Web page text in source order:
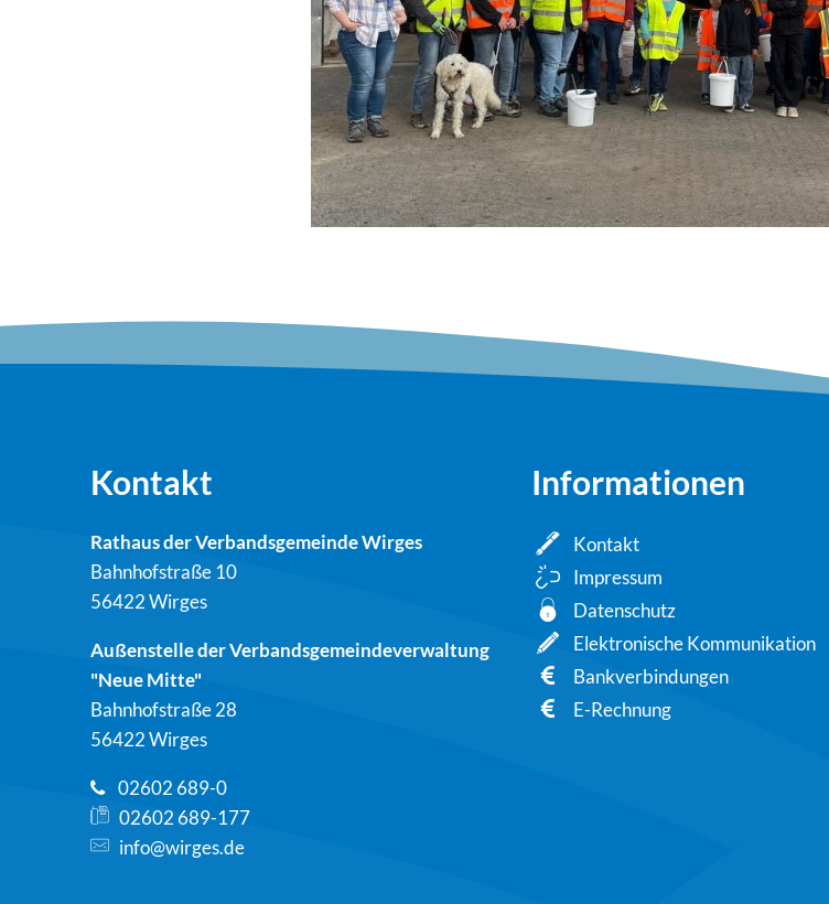
Kontakt
Rathaus der Verbandsgemeinde Wirges
Bahnhofstraße 10
56422 Wirges
Außenstelle der Verbandsgemeindeverwaltung
"Neue Mitte"
Bahnhofstraße 28
56422 Wirges
02602 689-0
02602 689-177
info@wirges.de
Informationen
Kontakt
Impressum
Datenschutz
Elektronische Kommunikation
Bankverbindungen
E-Rechnung